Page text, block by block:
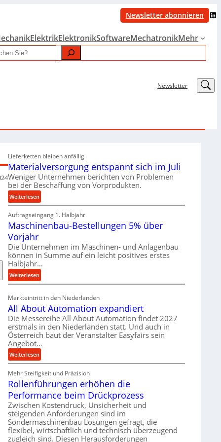
Newsletter abonnieren LinkedIn
ElektrikElektronikSoftwareMechatronikMehr
Newsletter LinkedIn
Lieferketten bleiben anfällig
Materialversorgung entspannt sich im Juli
Weniger Unternehmen berichten von Problemen
bei der Beschaffung von Vorprodukten.
Weiterlesen:
M
a
t
i
l
v
r
s
o
r
g
u
n
g
e
n
t
p
a
n
n
Auftragseingang 1. Halbjahr
Maschinenbau-Bestellungen 5% über
Vorjahr
Die Unternehmen im Maschinen- und Anlagenbau
können in Summe auf ein leicht positives erstes
Halbjahr…
Weiterlesen:
M
c
h
i
n
e
n
a
u
-
B
e
s
t
Markteintritt in den Niederlanden
All About Automation expandiert
Die Messereihe All About Automation findet 2027
erstmals in den Niederlanden statt. Und auch in
Österreich baut der Veranstalter Easyfairs sein
Angebot…
Weiterlesen:
A
l
l
b
o
u
t
A
Mehr Steifigkeit und Präzision
Rollenführungen erhöhen die
Performance beim Drückprozess
Zwischen Kostendruck, Unsicherheit und
steigenden Anforderungen sind im
Sondermaschinenbau Lösungen gefragt, die
flexibel, wirtschaftlich und technisch überzeugend
zugleich sind. Diesen Herausforderungen